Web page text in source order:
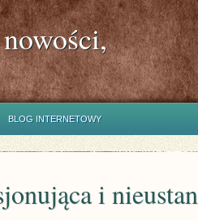
BLOG INTERNETOWY
i